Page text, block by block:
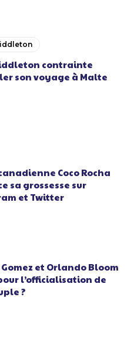
contrainte
son voyage à Malte
Coco Rocha
sa grossesse sur
et Twitter
et Orlando Bloom
l’officialisation de
?